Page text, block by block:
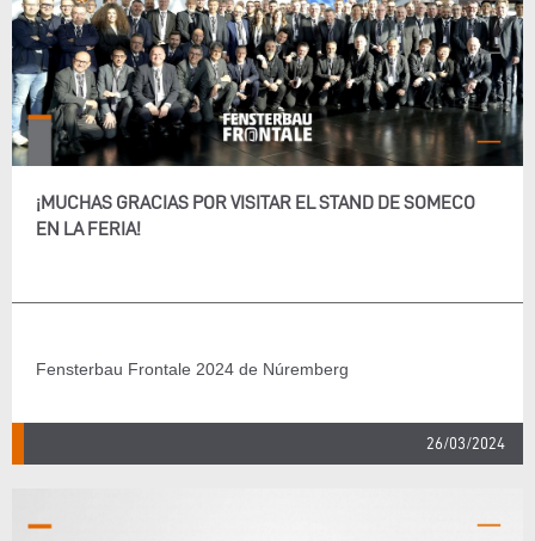
¡MUCHAS GRACIAS POR VISITAR EL STAND DE SOMECO
EN LA FERIA!
Fensterbau Frontale 2024 de Núremberg
26/03/2024